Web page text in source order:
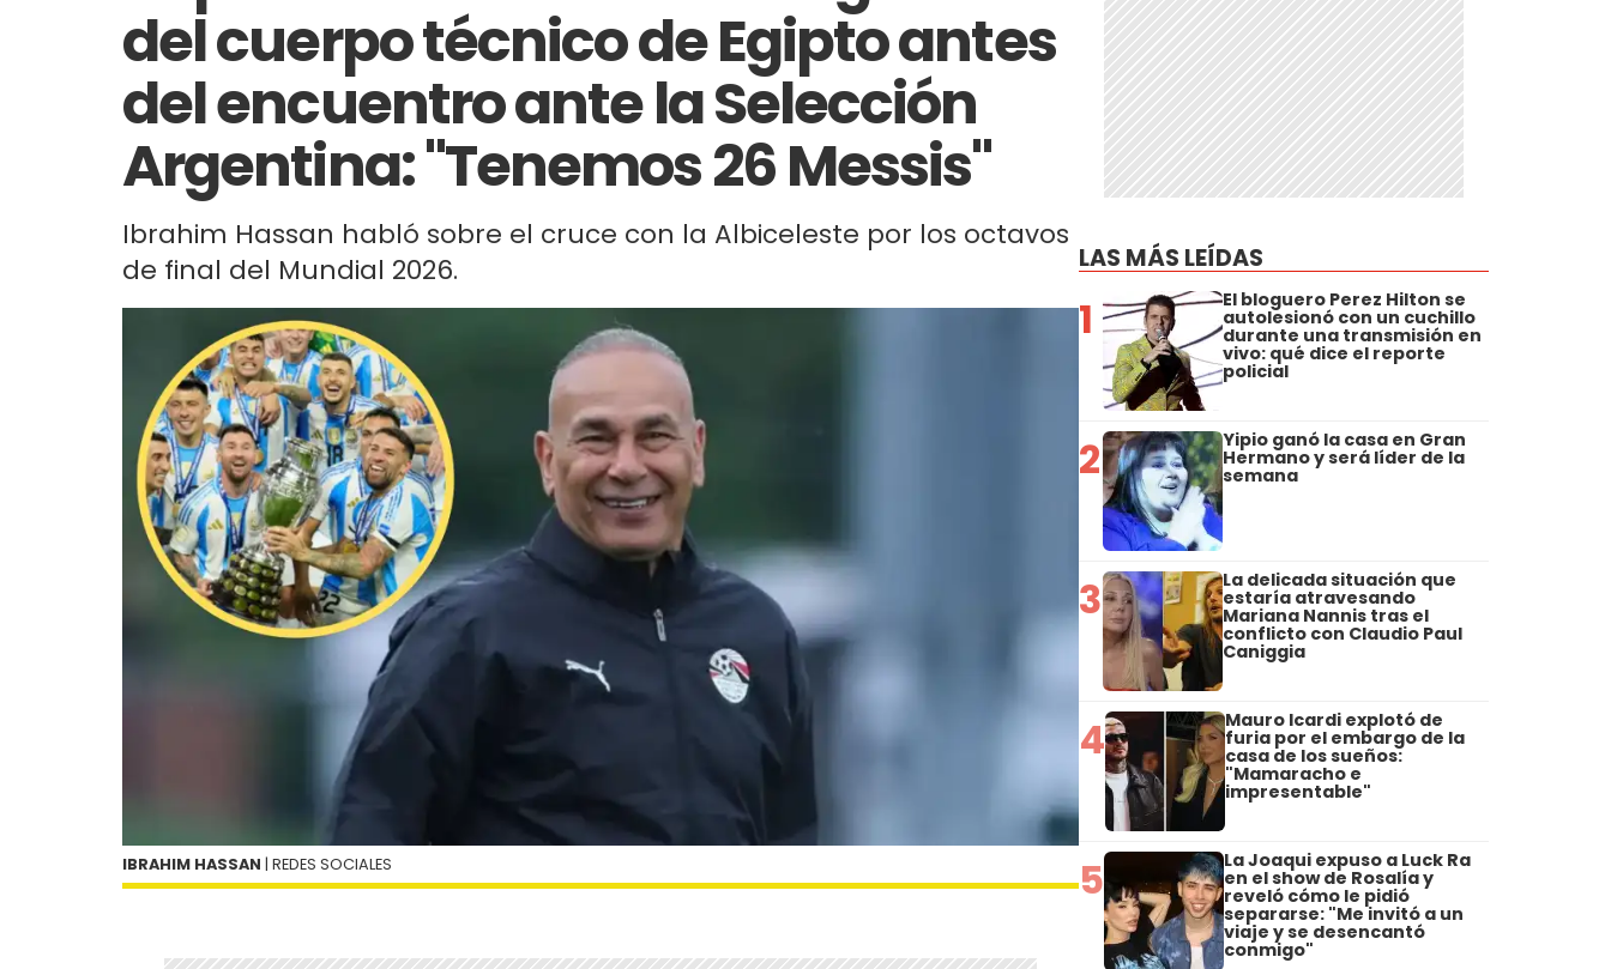
del cuerpo técnico de Egipto antes
del encuentro ante la Selección
Argentina: "Tenemos 26 Messis"
Ibrahim Hassan habló sobre el cruce con la Albiceleste por los octavos
de final del Mundial 2026.
IBRAHIM HASSAN | REDES SOCIALES
LAS MÁS LEÍDAS
1 El bloguero Perez Hilton se
autolesionó con un cuchillo
durante una transmisión en
vivo: qué dice el reporte
policial
2 Yipio ganó la casa en Gran
Hermano y será líder de la
semana
3 La delicada situación que
estaría atravesando
Mariana Nannis tras el
conflicto con Claudio Paul
Caniggia
4 Mauro Icardi explotó de
furia por el embargo de la
casa de los sueños:
"Mamaracho e
impresentable"
5 La Joaqui expuso a Luck Ra
en el show de Rosalía y
reveló cómo le pidió
separarse: "Me invitó a un
viaje y se desencantó
conmigo"